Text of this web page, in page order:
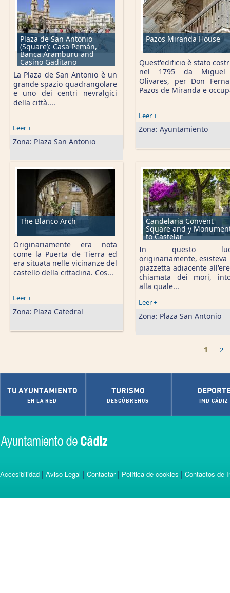
Plaza de San Antonio
(Square): Casa Pemán,
Banca Aramburu and
Casino Gaditano
La Plaza de San Antonio è un
grande spazio quadrangolare
e uno dei centri nevralgici
della città....
Leer +
Zona: Plaza San Antonio
Pazos Miranda House
Quest'edificio è stato
nel 1795 da
Olivares, per Don
Pazos de Miranda e
Leer +
Zona: Ayuntamiento
The Blanco Arch
Originariamente era nota
come la Puerta de Tierra ed
era situata nelle vicinanze del
castello della cittadina. Cos...
Leer +
Zona: Plaza Catedral
Candelaria Convent
Square and y
to Castelar
In questo
originariamente, esisteva
piazzetta adiacente
chiamata dei mori,
alla quale...
Leer +
Zona: Plaza San Antonio
1 2
TU AYUNTAMIENTO
EN LA RED
TURISMO
DESCÚBRENOS IMD CÁDIZ
Accesibilidad | Aviso Legal | Contactar| Política de cookies | Contactos de